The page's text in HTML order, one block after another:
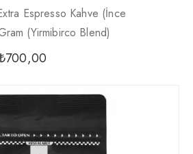
Espresso Kahve (İnce
(Yirmibirco Blend)
700,00